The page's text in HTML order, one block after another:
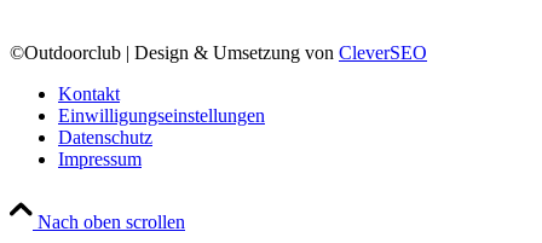
©Outdoorclub | Design & Umsetzung von CleverSEO
Kontakt
Einwilligungseinstellungen
Datenschutz
Impressum
Nach oben scrollen